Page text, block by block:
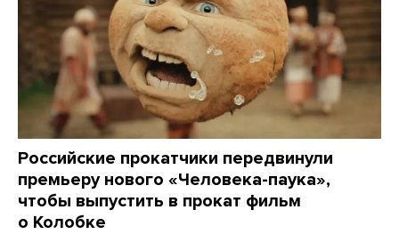
Российские прокатчики передвинули
премьеру нового «Человека-паука»,
чтобы выпустить в прокат фильм
о Колобке